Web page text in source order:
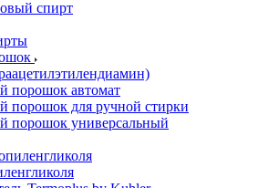
спирт
порошок автомат
порошок для ручной стирки
порошок универсальный